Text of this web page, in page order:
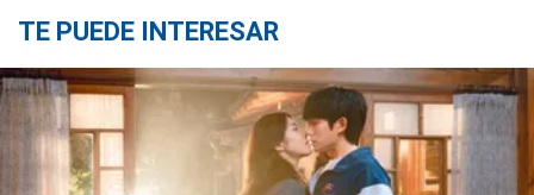
TE PUEDE INTERESAR